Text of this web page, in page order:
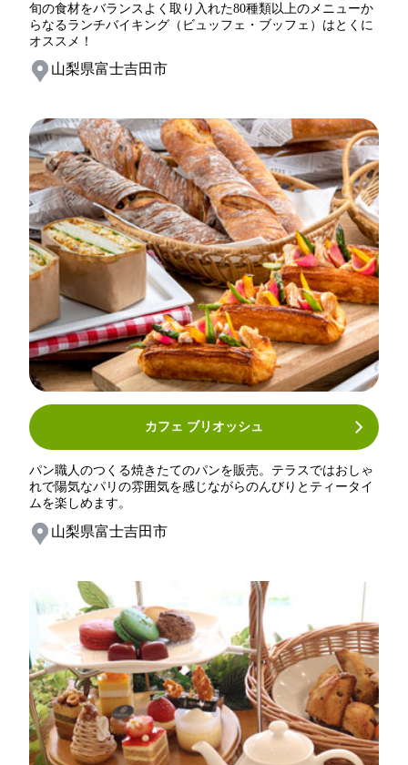
旬の食材をバランスよく取り入れた80種類以上のメニューか
らなるランチバイキング（ビュッフェ・ブッフェ）はとくに
オススメ！
山梨県富士吉田市
カフェ ブリオッシュ
パン職人のつくる焼きたてのパンを販売。テラスではおしゃ
れで陽気なパリの雰囲気を感じながらのんびりとティータイ
ムを楽しめます。
山梨県富士吉田市